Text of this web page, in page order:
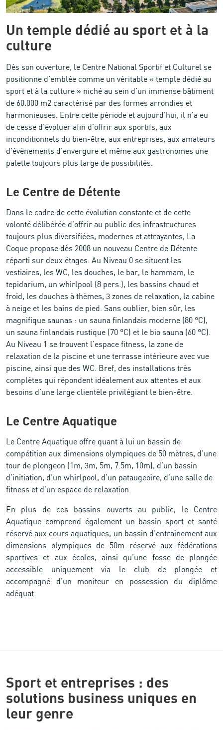
Un temple dédié au sport et à la
culture
Dès son ouverture, le Centre National Sportif et Culturel se
positionne d’emblée comme un véritable « temple dédié au
sport et à la culture » niché au sein d’un immense bâtiment
de 60.000 m2 caractérisé par des formes arrondies et
harmonieuses. Entre cette période et aujourd’hui, il n’a eu
de cesse d’évoluer afin d’offrir aux sportifs, aux
inconditionnels du bien-être, aux entreprises, aux amateurs
d’évènements d’envergure et même aux gastronomes une
palette toujours plus large de possibilités.
Le Centre de Détente
Dans le cadre de cette évolution constante et de cette
volonté délibérée d’offrir au public des infrastructures
toujours plus diversifiées, modernes et attrayantes, La
Coque propose dès 2008 un nouveau Centre de Détente
réparti sur deux étages. Au Niveau 0 se situent les
vestiaires, les WC, les douches, le bar, le hammam, le
tepidarium, un whirlpool (8 pers.), les bassins chaud et
froid, les douches à thèmes, 3 zones de relaxation, la cabine
à neige et les bains de pied. Sans oublier, bien sûr, les
magnifique saunas : un sauna finlandais moderne (80 °C),
un sauna finlandais rustique (70 °C) et le bio sauna (60 °C).
Au Niveau 1 se trouvent l’espace fitness, la zone de
relaxation de la piscine et une terrasse intérieure avec vue
piscine, ainsi que des WC. Bref, des installations très
complètes qui répondent idéalement aux attentes et aux
besoins d’une large clientèle privilégiant le bien-être.
Le Centre Aquatique
Le Centre Aquatique offre quant à lui un bassin de
compétition aux dimensions olympiques de 50 mètres, d’une
tour de plongeon (1m, 3m, 5m, 7.5m, 10m), d’un bassin
d’initiation, d’un whirlpool, d’un pataugeoire, d’une salle de
fitness et d’un espace de relaxation.
En plus de ces bassins ouverts au public, le Centre
Aquatique comprend également un bassin sport et santé
réservé aux cours aquatiques, un bassin d’entrainement aux
dimensions olympiques de 50m réservé aux fédérations
sportives et aux écoles, ainsi qu’une fosse de plongée
accessible uniquement via le club de plongée et
accompagné d’un moniteur en possession du diplôme
adéquat.
Sport et entreprises : des
solutions business uniques en
leur genre